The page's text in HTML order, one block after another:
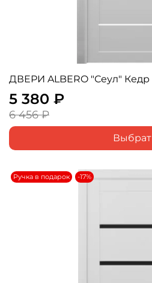
ДВЕРИ ALBERO
5 380 ₽
6 456 ₽
Ручка в подарок -17%